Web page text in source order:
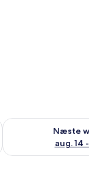
aug. 7 - aug. 9
Næste
aug. 14
Tjek tilgængelighed